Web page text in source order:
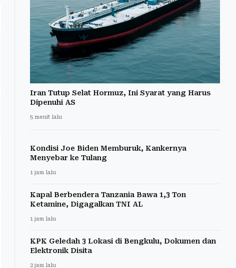
Iran Tutup Selat Hormuz, Ini Syarat yang Harus
Dipenuhi AS
5 menit lalu
Kondisi Joe Biden Memburuk, Kankernya
Menyebar ke Tulang
1 jam lalu
Kapal Berbendera Tanzania Bawa 1,3 Ton
Ketamine, Digagalkan TNI AL
1 jam lalu
KPK Geledah 3 Lokasi di Bengkulu, Dokumen dan
Elektronik Disita
2 jam lalu